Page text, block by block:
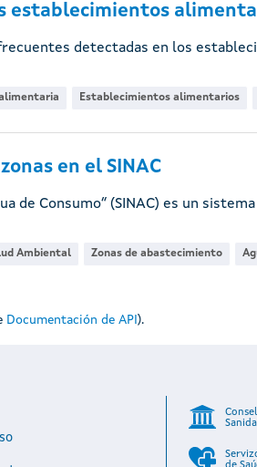
establecimientos
detectadas en los
Establecimientos alimentarios
en el SINAC
de Consumo” (SINAC) es un
Ambiental Zonas de abastecimiento
Documentación de API ).